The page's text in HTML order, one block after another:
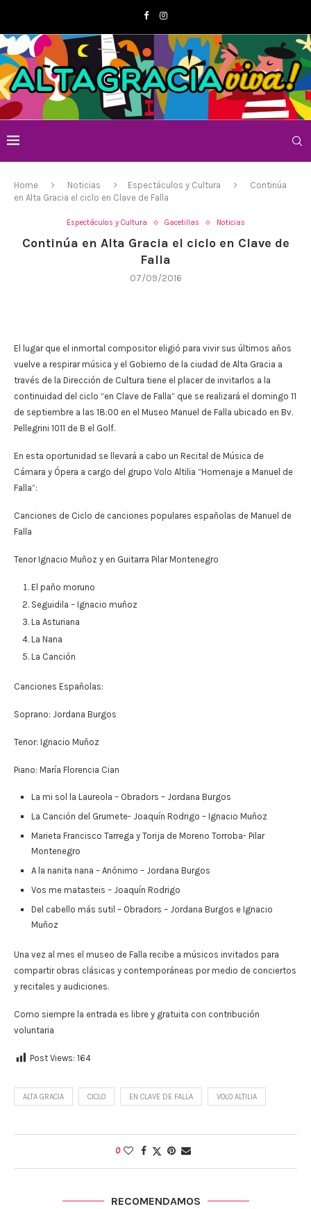
Home Noticias Espectáculos y Cultura
Continúa
en Alta Gracia el ciclo en Clave de Falla
Espectáculos y Cultura Gacetillas Noticias
Continúa en Alta Gracia el ciclo en Clave de
Falla
07/09/2016
El lugar que el inmortal compositor eligió para vivir sus últimos años
vuelve a respirar música y el Gobierno de la ciudad de Alta Gracia a
través de la Dirección de Cultura tiene el placer de invitarlos a la
continuidad del ciclo “en Clave de Falla” que se realizará el domingo 11
de septiembre a las 18:00 en el Museo Manuel de Falla ubicado en Bv.
Pellegrini 1011 de B el Golf.
En esta oportunidad se llevará a cabo un Recital de Música de
Cámara y Ópera a cargo del grupo Volo Altilia “Homenaje a Manuel de
Falla”:
Canciones de Ciclo de canciones populares españolas de Manuel de
Falla
Tenor Ignacio Muñoz y en Guitarra Pilar Montenegro
El paño moruno
Seguidila – Ignacio muñoz
La Asturiana
La Nana
La Canción
Canciones Españolas:
Soprano: Jordana Burgos
Tenor: Ignacio Muñoz
Piano: María Florencia Cian
La mi sol la Laureola – Obradors – Jordana Burgos
La Canción del Grumete- Joaquín Rodrigo – Ignacio Muñoz
Marieta Francisco Tarrega y Torija de Moreno Torroba- Pilar
Montenegro
A la nanita nana – Anónimo – Jordana Burgos
Vos me matasteis – Joaquín Rodrigo
Del cabello más sutil – Obradors – Jordana Burgos e Ignacio
Muñoz
Una vez al mes el museo de Falla recibe a músicos invitados para
compartir obras clásicas y contemporáneas por medio de conciertos
y recitales y audiciones.
Como siempre la entrada es libre y gratuita con contribución
voluntaria
Post Views: 164
ALTA GRACIA CICLO EN CLAVE DE FALLA VOLO ALTILIA
0
RECOMENDAMOS